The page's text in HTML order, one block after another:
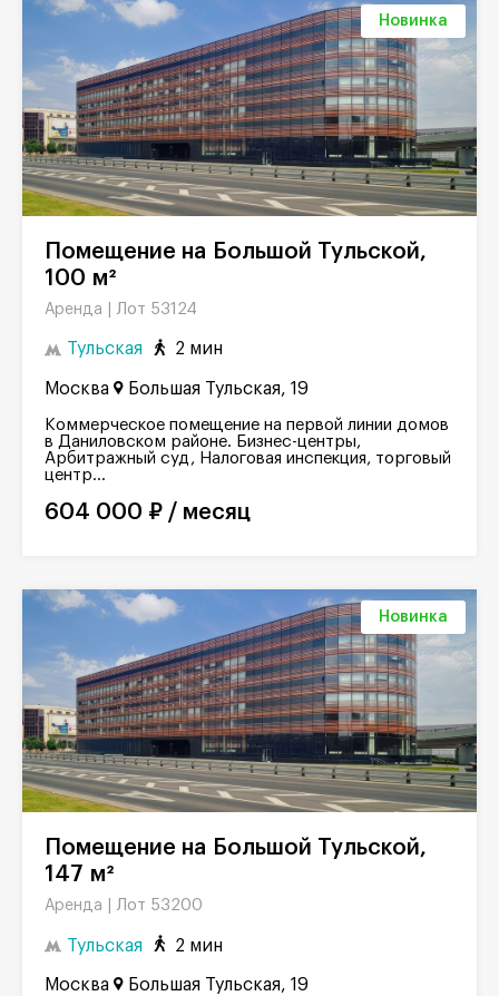
Новинка
Помещение на Большой Тульской,
100 м²
Аренда | Лот 53124
Тульская 2 мин
Москва Большая Тульская, 19
Коммерческое помещение на первой линии домов
в Даниловском районе. Бизнес-центры,
Арбитражный суд, Налоговая инспекция, торговый
центр...
604 000 ₽ / месяц
Новинка
Помещение на Большой Тульской,
147 м²
Аренда | Лот 53200
Тульская 2 мин
Москва Большая Тульская, 19